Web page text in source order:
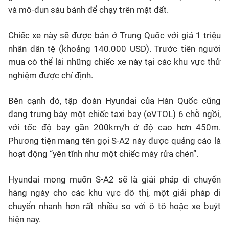
và mô-đun sáu bánh để chạy trên mặt đất.
Chiếc xe này sẽ được bán ở Trung Quốc với giá 1 triệu
nhân dân tệ (khoảng 140.000 USD). Trước tiên người
mua có thể lái những chiếc xe này tại các khu vực thử
nghiệm được chỉ định.
Bên cạnh đó, tập đoàn Hyundai của Hàn Quốc cũng
đang trưng bày một chiếc taxi bay (eVTOL) 6 chỗ ngồi,
với tốc độ bay gần 200km/h ở độ cao hơn 450m.
Phương tiện mang tên gọi S-A2 này được quảng cáo là
hoạt động “yên tĩnh như một chiếc máy rửa chén”.
Hyundai mong muốn S-A2 sẽ là giải pháp di chuyển
hàng ngày cho các khu vực đô thị, một giải pháp di
chuyển nhanh hơn rất nhiều so với ô tô hoặc xe buýt
hiện nay.